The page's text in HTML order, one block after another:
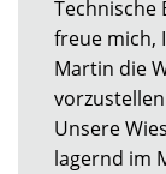
Technische
freue mich,
Martin die
Unsere
lagernd im